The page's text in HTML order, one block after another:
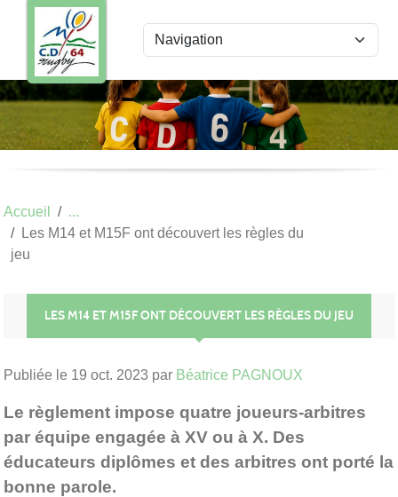
Accueil
Les M14 et M15F ont découvert les règles du
jeu
LES M14 ET M15F ONT DÉCOUVERT LES RÈGLES DU JEU
Publiée le 19 oct. 2023 par Béatrice PAGNOUX
Le règlement impose quatre joueurs-arbitres
par équipe engagée à XV ou à X. Des
éducateurs diplômes et des arbitres ont porté la
bonne parole.
Panneau de gestion des cookies